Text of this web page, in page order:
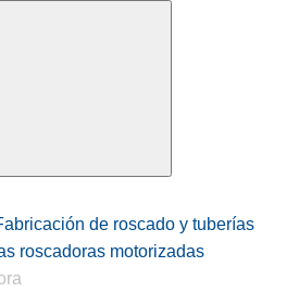
de roscado y tuberías
roscadoras motorizadas